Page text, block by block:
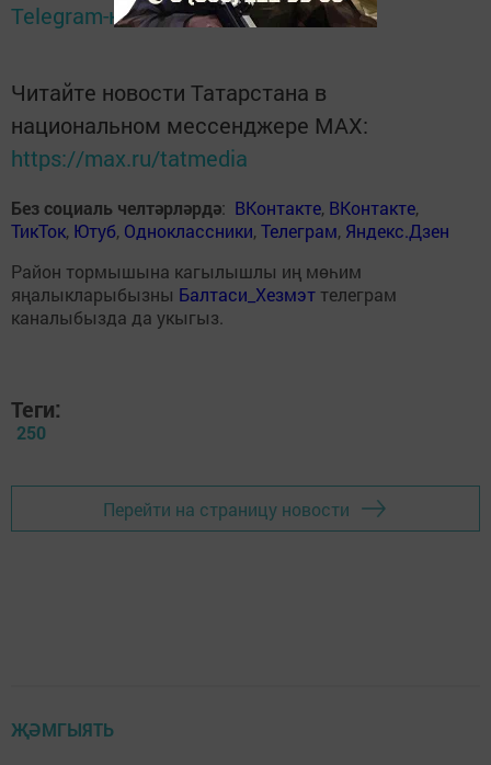
Telegram-каналеТатмедиа
Читайте новости Татарстана в
национальном мессенджере MАХ:
https://max.ru/tatmedia
Без социаль челтәрләрдә: ВКонтакте, ВКонтакте,
ТикТок, Ютуб, Одноклассники,Телеграм, Яндекс.Дзен
Район тормышына кагылышлы иң мөһим
яңалыкларыбызны Балтаси_Хезмэт телеграм
каналыбызда да укыгыз.
Теги:
250
Перейти на страницу новости
ҖӘМГЫЯТЬ